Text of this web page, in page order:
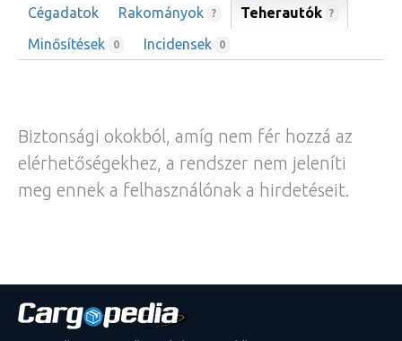
Cégadatok Rakományok ? Teherautók ?
Minősítések 0 Incidensek 0
Biztonsági okokból, amíg nem fér hozzá az
elérhetőségekhez, a rendszer nem jeleníti
meg ennek a felhasználónak a hirdetéseit.